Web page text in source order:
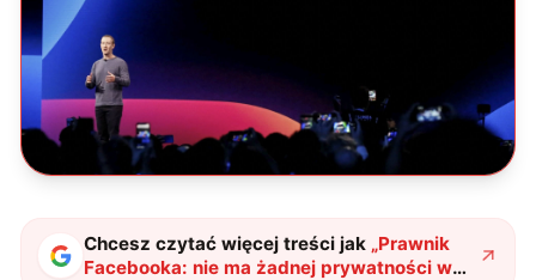
Chcesz czytać więcej treści jak „Prawnik
Facebooka: nie ma żadnej prywatności w